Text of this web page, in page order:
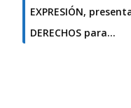
EXPRESIÓN,
DERECHOS para…